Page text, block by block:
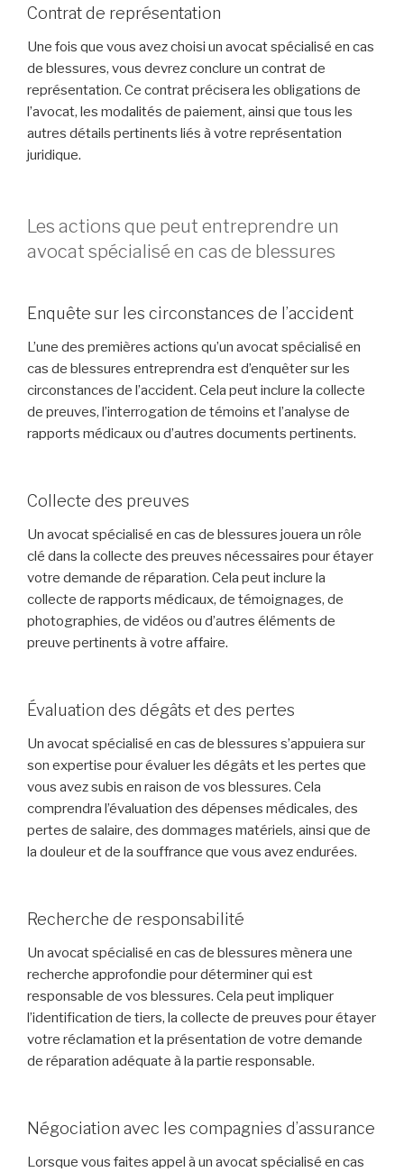
Contrat de représentation
Une fois que vous avez choisi un avocat spécialisé en cas
de blessures, vous devrez conclure un contrat de
représentation. Ce contrat précisera les obligations de
l’avocat, les modalités de paiement, ainsi que tous les
autres détails pertinents liés à votre représentation
juridique.
Les actions que peut entreprendre un
avocat spécialisé en cas de blessures
Enquête sur les circonstances de l’accident
L’une des premières actions qu’un avocat spécialisé en
cas de blessures entreprendra est d’enquêter sur les
circonstances de l’accident. Cela peut inclure la collecte
de preuves, l’interrogation de témoins et l’analyse de
rapports médicaux ou d’autres documents pertinents.
Collecte des preuves
Un avocat spécialisé en cas de blessures jouera un rôle
clé dans la collecte des preuves nécessaires pour étayer
votre demande de réparation. Cela peut inclure la
collecte de rapports médicaux, de témoignages, de
photographies, de vidéos ou d’autres éléments de
preuve pertinents à votre affaire.
Évaluation des dégâts et des pertes
Un avocat spécialisé en cas de blessures s’appuiera sur
son expertise pour évaluer les dégâts et les pertes que
vous avez subis en raison de vos blessures. Cela
comprendra l’évaluation des dépenses médicales, des
pertes de salaire, des dommages matériels, ainsi que de
la douleur et de la souffrance que vous avez endurées.
Recherche de responsabilité
Un avocat spécialisé en cas de blessures mènera une
recherche approfondie pour déterminer qui est
responsable de vos blessures. Cela peut impliquer
l’identification de tiers, la collecte de preuves pour étayer
votre réclamation et la présentation de votre demande
de réparation adéquate à la partie responsable.
Négociation avec les compagnies d’assurance
Lorsque vous faites appel à un avocat spécialisé en cas